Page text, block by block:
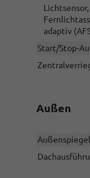
adaptiv
Start/Stop-
Außen
Außenspiegel